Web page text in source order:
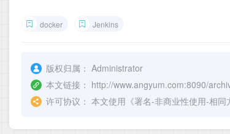
docker Jenkins
版权归属： Administrator
本文链接： http://www.angyum.com:8090/
许可协议： 本文使用《署名-非商业性使用-相同